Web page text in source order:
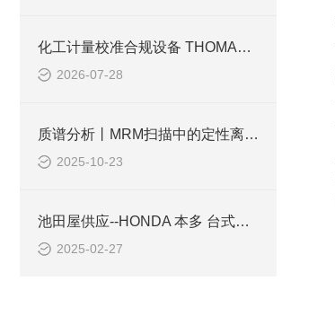
化工计量校准合规设备 THOMAS温度计检定恒温槽应用解析
2026-07-28
质谱分析丨MRM扫描中的定性离子和定量离子
2025-10-23
池田屋供应--HONDA 本多 台式超声清洗机工作原理
2025-02-27